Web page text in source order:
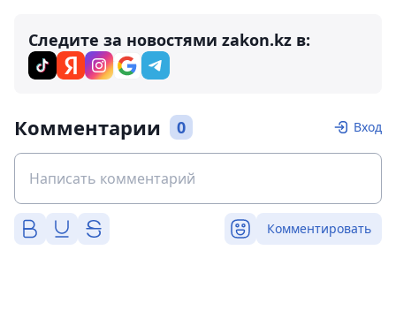
Следите за новостями zakon.kz в:
Комментарии 0 Вход
Комментировать